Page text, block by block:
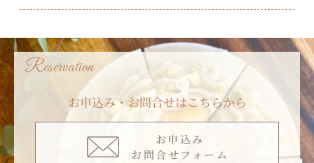
Reservation
お申込み・お問合せはこちらから
お申込み
お問合せフォーム